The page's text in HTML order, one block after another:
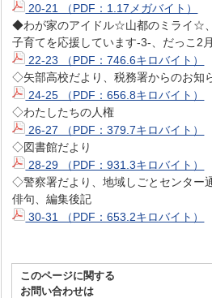
20-21 （PDF：1.17メガバイト）
◆わが家のアイドル☆山都のミライ☆
子育てを応援しています-3-、だっこ2
22-23 （PDF：746.6キロバイト）
◇矢部高校だより、税務署からのお知
24-25 （PDF：656.8キロバイト）
◇わたしたちの人権
26-27 （PDF：379.7キロバイト）
◇図書館だより
28-29 （PDF：931.3キロバイト）
◇警察署だより、地域しごとセンター
俳句、編集後記
30-31 （PDF：653.2キロバイト）
このページに関する
お問い合わせは